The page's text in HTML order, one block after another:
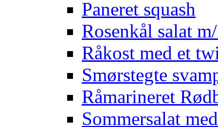
Paneret squash
Rosenkål salat
Råkost med et
Smørstegte
Råmarineret
Sommersalat